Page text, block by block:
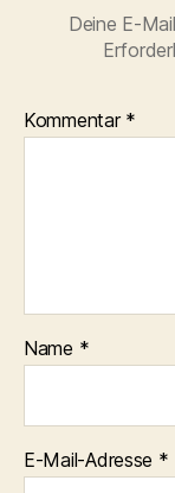
Deine E-
Kommentar *
Name *
E-Mail-Adresse *